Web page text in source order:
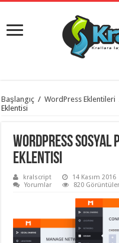
istanbul
organizasyon
taşımacılık,
gaziantep
organizasyon,
gaziantep
taşımacılık,
gaziantep
evden
Başlangıç / WordPress Eklentileri
Eklentisi
WordPress Sosyal
Eklentisi
kralscript 14 Kasım 2016
Yorumlar
820